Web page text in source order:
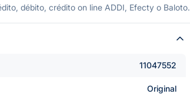
débito, crédito on line ADDI, Efecty o Baloto.
11047552
Original